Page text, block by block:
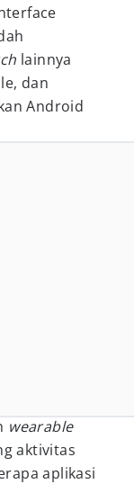
lainnya
dan
Android
wearable
aktivitas
aplikasi